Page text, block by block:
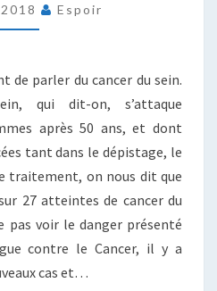
LE
CANCER
SEIN
Espoir
de parler du cancer du sein.
qui dit-on, s’attaque
après 50 ans, et dont
tant dans le dépistage, le
traitement, on nous dit que
27 atteintes de cancer du
pas voir le danger présenté
contre le Cancer, il y a
cas et…